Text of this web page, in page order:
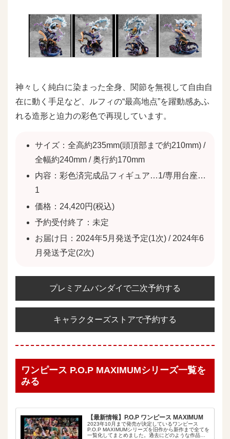
神々しく純白に染まった全身、関節を無視して自由自
在に動く手足など、ルフィの“最高地点”を躍動感あふ
れる造形と迫力の彩色で再現しています。
サイズ：全高約235mm(頭頂部まで約210mm) /
全幅約240mm / 奥行約170mm
内容：彩色済完成品フィギュア…1/専用台座…
1
価格：24,420円(税込)
予約受付終了：未定
お届け日：2024年5月発送予定(1次) / 2024年6
月発送予定(2次)
プレミアムバンダイで二次予約する
キャラクターズストアで予約する
ワンピース P.O.P MAXIMUMシリーズ一覧を
みる
【最新情報】P.O.P ワンピース MAXIMUM
2023年10月まで発売が決定しているワンピース
P.O.P MAXIMUMシリーズを旧作から新作まで全てを
一覧化してまとめました。過去にどのような作品で